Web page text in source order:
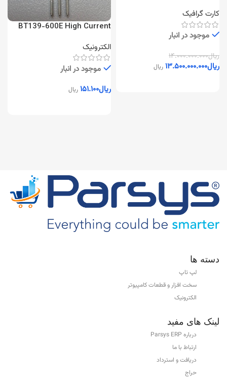
کارت گرافیک
موجود در انبار
ریال۱۴.۰۰۰.۰۰۰.۰۰۰
ریال۱۳.۵۰۰.۰۰۰.۰۰۰ ریال
BT139-600E High Current
الکترونیک
موجود در انبار
ریال۱۵۱.۱۰۰ ریال
دسته ها
لپ تاپ
سخت افزار و قطعات کامپیوتر
الکترونیک
لینک های مفید
درباره Parsys ERP
ارتباط با ما
دریافت و استرداد
حراج